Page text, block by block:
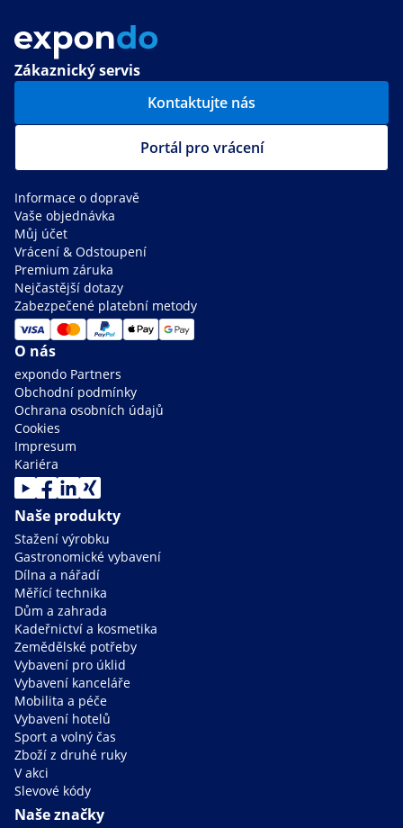
Zákaznický servis
Kontaktujte nás
Portál pro vrácení
Informace o dopravě
Vaše objednávka
Můj účet
Vrácení & Odstoupení
Premium záruka
Nejčastější dotazy
Zabezpečené platební metody
O nás
expondo Partners
Obchodní podmínky
Ochrana osobních údajů
Cookies
Impresum
Kariéra
Naše produkty
Stažení výrobku
Gastronomické vybavení
Dílna a nářadí
Měřící technika
Dům a zahrada
Kadeřnictví a kosmetika
Zemědělské potřeby
Vybavení pro úklid
Vybavení kanceláře
Mobilita a péče
Vybavení hotelů
Sport a volný čas
Zboží z druhé ruky
V akci
Slevové kódy
Naše značky